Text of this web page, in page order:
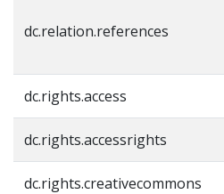
dc.relation.references
dc.rights.access
dc.rights.accessrights
dc.rights.creativecommons